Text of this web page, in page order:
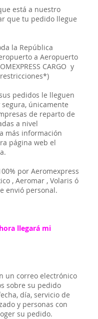
está a nuestro
que tu pedido llegue
la República
a Aeropuerto
CARGO y
restricciones*)
pedidos le lleguen
únicamente
de reparto de
a nivel
más información
página web el
por Aeromexpress
, Aeromar , Volaris ó
envió personal.
llegará mi
un correo electrónico
sobre su pedido
día, servicio de
y personas con
su pedido.